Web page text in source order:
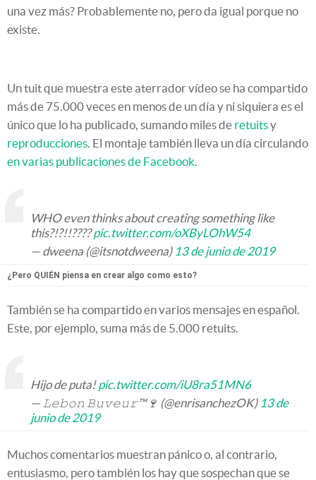
una vez más? Probablemente no, pero da igual porque no
existe.
Un tuit que muestra este aterrador vídeo se ha compartido
más de 75.000 veces en menos de un día y ni siquiera es el
único que lo ha publicado, sumando miles de retuitsy
reproducciones . El montaje también lleva un día circulando
en varias publicaciones de Facebook
WHO even thinks about creating something like
this?!?!!????pic.twitter.com/oXByLOhW54
— dweena (@itsnotdweena) 13 de junio de 2019
¿Pero QUIÉN piensa en crear algo como esto?
También se ha compartido en varios mensajes en español.
Este, por ejemplo, suma más de 5.000 retuits.
Hijo de puta!pic.twitter.com/iU8ra51MN6
— 𝙻𝚎𝚋𝚘𝚗 𝙱𝚞𝚟𝚎𝚞𝚛™🍷 (@enrisanchezOK) 13 de
junio de 2019
Muchos comentarios muestran pánico o, al contrario,
entusiasmo, pero también los hay que sospechan que se